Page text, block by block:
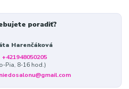
poradiť?
Harenčáková
+421948050205
Pia, 8-16 hod.)